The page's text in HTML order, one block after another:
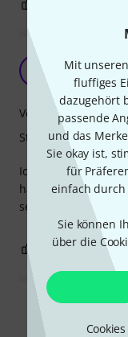
Mit
fluffiges
dazugehört
passende
und das
Sie okay ist,
für
einfach durch
Sie können
über die
sieht geil
Ich habe die linke
hängen. Ist ein
seine Funktion...
Verarbeitung
Stabilität
0